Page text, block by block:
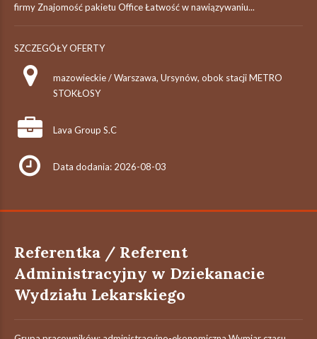
firmy Znajomość pakietu Office Łatwość w nawiązywaniu...
SZCZEGÓŁY OFERTY
mazowieckie / Warszawa, Ursynów, obok stacji METRO
STOKŁOSY
Lava Group S.C
Data dodania: 2026-08-03
Referentka / Referent
Administracyjny w Dziekanacie
Wydziału Lekarskiego